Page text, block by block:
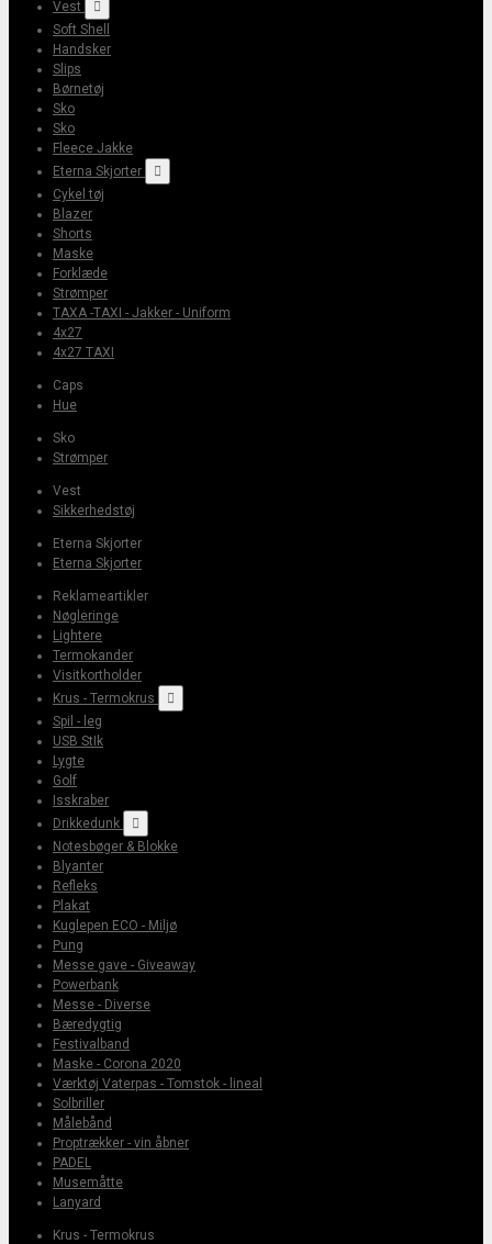
Vest

Soft Shell
Handsker
Slips
Børnetøj
Sko
Sko
Fleece Jakke
Eterna Skjorter

Cykel tøj
Blazer
Shorts
Maske
Forklæde
Strømper
TAXA -TAXI - Jakker - Uniform
4x27
4x27 TAXI
Caps
Hue
Sko
Strømper
Vest
Sikkerhedstøj
Eterna Skjorter
Eterna Skjorter
Reklameartikler
Nøgleringe
Lightere
Termokander
Visitkortholder
Krus - Termokrus

Spil - leg
USB StIk
Lygte
Golf
Isskraber
Drikkedunk

Notesbøger & Blokke
Blyanter
Refleks
Plakat
Kuglepen ECO - Miljø
Pung
Messe gave - Giveaway
Powerbank
Messe - Diverse
Bæredygtig
Festivalband
Maske - Corona 2020
Værktøj Vaterpas - Tomstok - lineal
Solbriller
Målebånd
Proptrækker - vin åbner
PADEL
Musemåtte
Lanyard
Krus - Termokrus